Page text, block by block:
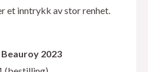
et inntrykk av stor renhet.
Beauroy 2023